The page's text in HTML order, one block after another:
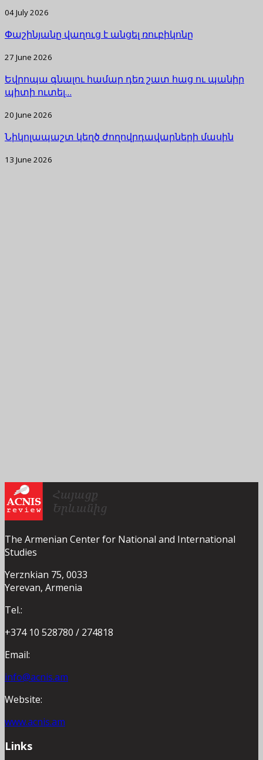
04 July 2026
Փաշինյանը վաղուց է անցել ռուբիկոնը
27 June 2026
Եվրոպա գնալու համար դեռ շատ հաց ու պանիր
պիտի ուտել…
20 June 2026
Նիկոլապաշտ կեղծ ժողովրդավարների մասին
13 June 2026
The Armenian Center for National and International
Studies
Yerznkian 75, 0033
Yerevan, Armenia
Tel.:
+374 10 528780 / 274818
Email:
info@acnis.am
Website:
www.acnis.am
Links